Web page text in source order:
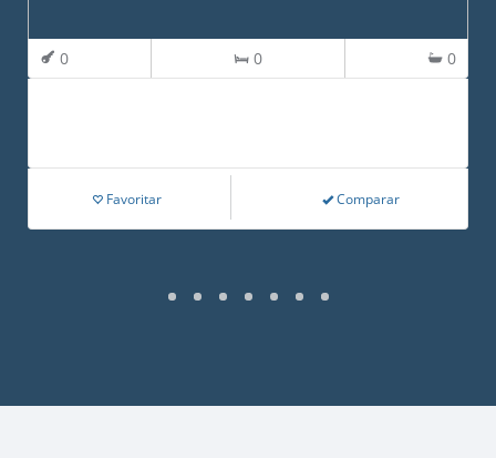
0 0 0
Favoritar Comparar